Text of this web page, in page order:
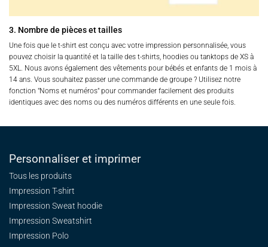
3. Nombre de pièces et tailles
Une fois que le t-shirt est conçu avec votre impression personnalisée, vous
pouvez choisir la quantité et la taille des t-shirts, hoodies ou tanktops de XS à
5XL. Nous avons également des vêtements pour bébés et enfants de 1 mois à
14 ans. Vous souhaitez passer une commande de groupe ? Utilisez notre
fonction "Noms et numéros" pour commander facilement des produits
identiques avec des noms ou des numéros différents en une seule fois.
Personnaliser et imprimer
Tous les produits
Impression T-shirt
Impression Sweat hoodie
Impression Sweatshirt
Impression Polo